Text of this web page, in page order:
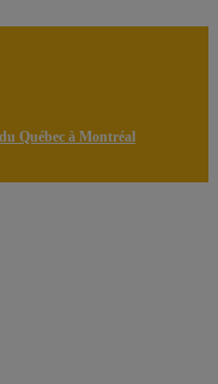
Québec à Montréal